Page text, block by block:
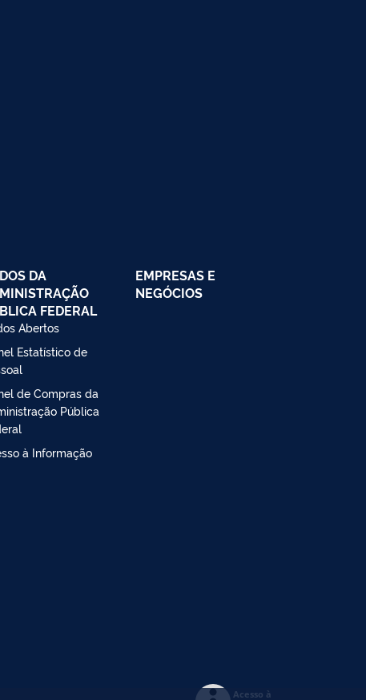
DA
FEDERAL
Abertos
Estatístico de
de Compras da
Pública
à Informação
EMPRESAS E
NEGÓCIOS
Acesso à